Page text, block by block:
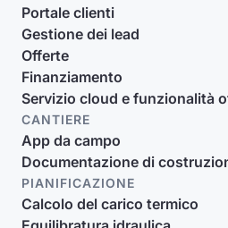
Portale clienti
Gestione dei lead
Offerte
Finanziamento
Servizio cloud e funzionalità
CANTIERE
App da campo
Documentazione di
PIANIFICAZIONE
Calcolo del carico termico